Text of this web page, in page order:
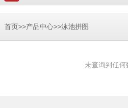
首页>>产品中心>>泳池拼图
未查询到任何